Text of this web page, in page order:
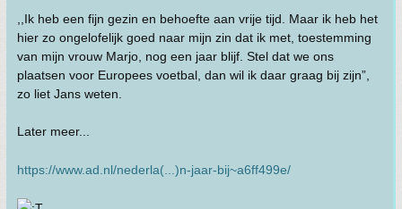
,,Ik heb een fijn gezin en behoefte aan vrije tijd. Maar ik heb het
hier zo ongelofelijk goed naar mijn zin dat ik met, toestemming
van mijn vrouw Marjo, nog een jaar blijf. Stel dat we ons
plaatsen voor Europees voetbal, dan wil ik daar graag bij zijn”,
zo liet Jans weten.
Later meer...
https://www.ad.nl/nederla(...)n-jaar-bij~a6ff499e/